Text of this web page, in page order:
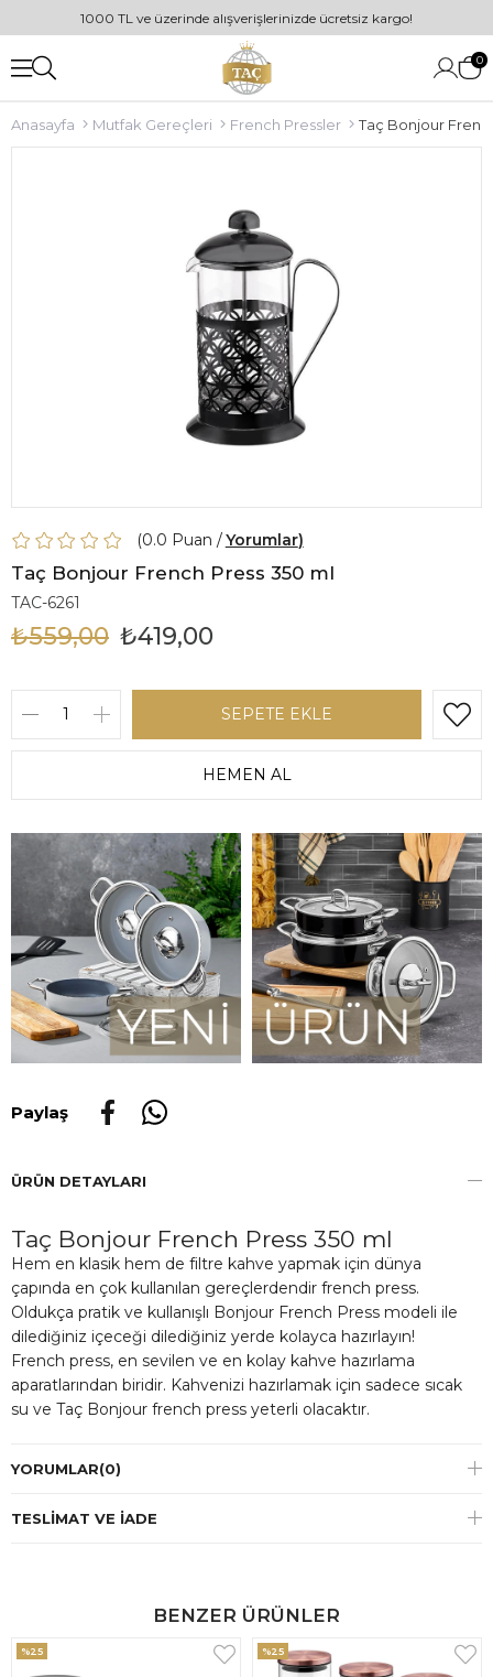
1000 TL ve üzerinde alışverişlerinizde ücretsiz kargo!
0
Anasayfa Mutfak Gereçleri French Pressler Taç Bonjour
0.0 Yorumlar
Taç Bonjour French Press 350 ml
TAC-6261
₺559,00 ₺419,00
Paylaş
ÜRÜN DETAYLARI
Taç Bonjour French Press 350 ml
Hem en klasik hem de filtre kahve yapmak için dünya
çapında en çok kullanılan gereçlerdendir french press.
Oldukça pratik ve kullanışlı Bonjour French Press modeli ile
dilediğiniz içeceği dilediğiniz yerde kolayca hazırlayın!
French press, en sevilen ve en kolay kahve hazırlama
aparatlarından biridir. Kahvenizi hazırlamak için sadece sıcak
su ve Taç Bonjour french press yeterli olacaktır.
YORUMLAR(0)
TESLIMAT VE İADE
BENZER ÜRÜNLER
%25 %25